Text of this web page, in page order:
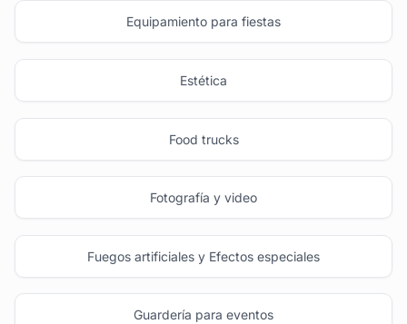
Equipamiento para fiestas
Estética
Food trucks
Fotografía y video
Fuegos artificiales y Efectos especiales
Guardería para eventos